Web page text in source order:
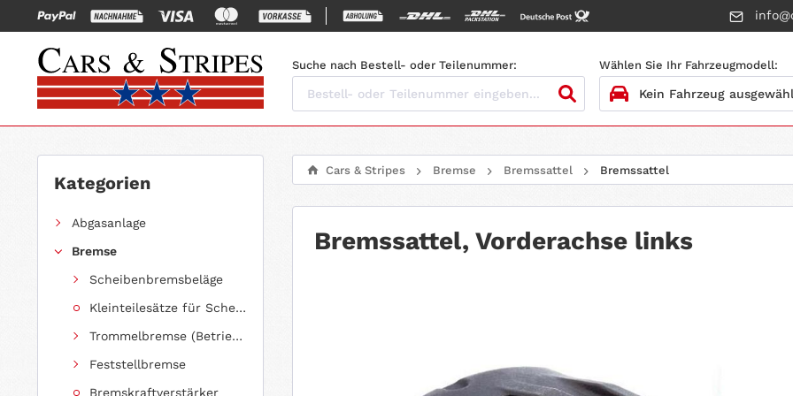
Suche nach Bestell- oder Teilenummer: Wählen Sie Ihr Fahrzeugmodell:
2. MODELL
BAUJAHR
Kategorien
Abgasanlage
Bremse
Scheibenbremsbeläge
Kleinteilesätze für Scheibenbremsbeläge
Trommelbremse (Betriebsbremse)
Feststellbremse
Bremskraftverstärker
Cars & Stripes Bremse Bremssattel Bremssattel
Bremssattel, Vorderachse links